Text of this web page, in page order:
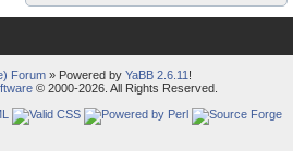
Forum» Powered by YaBB 2.6.11 !
© 2000-2026. All Rights Reserved.